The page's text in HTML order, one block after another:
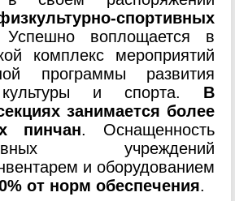
спортивных
воплощается в
комплекс мероприятий
программы развития
культуры и спорта. В
занимается более
пинчан. Оснащенность
учреждений
и оборудованием
от норм обеспечения.